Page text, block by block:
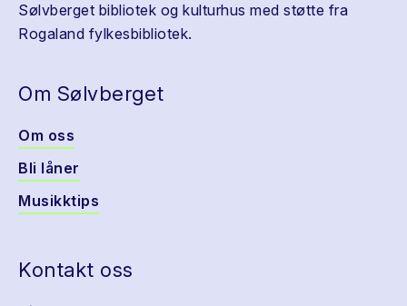
Sølvberget bibliotek og kulturhus med støtte fra
Rogaland fylkesbibliotek.
Om Sølvberget
Om oss
Bli låner
Musikktips
Kontakt oss